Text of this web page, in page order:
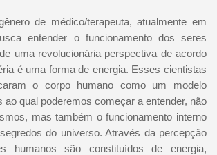
de médico/terapeuta, atualmente em
entender o funcionamento dos seres
uma revolucionária perspectiva de acordo
é uma forma de energia. Esses cientistas
o corpo humano como um modelo
ao qual poderemos começar a entender, não
mas também o funcionamento interno
do universo. Através da percepção
humanos são constituídos de energia,